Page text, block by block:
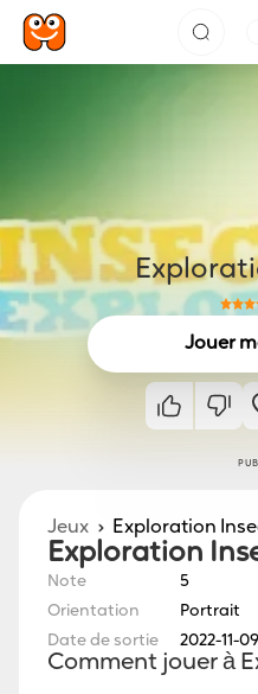
Jouer
Jeux Exploration
Exploration
Note
5
Orientation
Portrait
Date de sortie
2022-11-09
Comment jouer à